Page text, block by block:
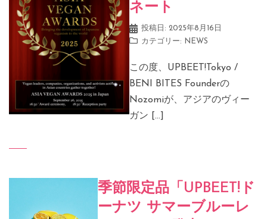
ネート
投稿日: 2025年8月16日
カテゴリー:
NEWS
この度、UPBEET!Tokyo /
BENI BITES Founderの
Nozomiが、アジアのヴィー
ガン […]
季節限定品「UPBEET!ド
ーナツ サマーブルーレ